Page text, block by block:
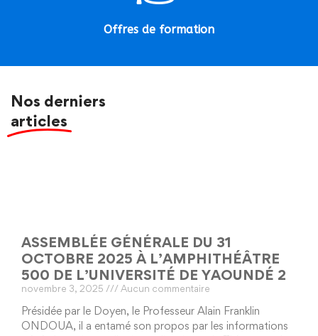
Offres de formation
Nos derniers
articles
ASSEMBLÉE GÉNÉRALE DU 31
OCTOBRE 2025 À L’AMPHITHÉÂTRE
500 DE L’UNIVERSITÉ DE YAOUNDÉ 2
novembre 3, 2025 Aucun commentaire
Présidée par le Doyen, le Professeur Alain Franklin
ONDOUA, il a entamé son propos par les informations